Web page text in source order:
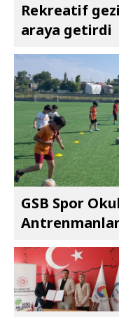
Rekreatif
araya getirdi
GSB Spor